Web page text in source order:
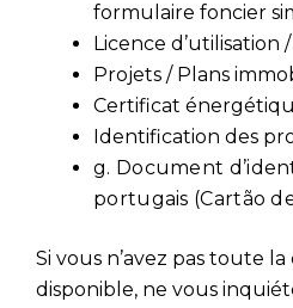
formulaire foncier
Licence d’utilisation
Projets / Plans
Certificat
Identification des
g. Document
portugais (Cartão
Si vous n’avez pas toute
disponible, ne vous